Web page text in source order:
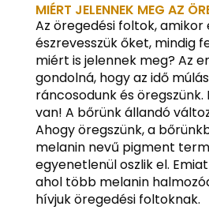
MIÉRT JELENNEK MEG AZ
Az öregedési foltok, amikor
észrevesszük őket, mindig
miért is jelennek meg? Az
gondolná, hogy az idő
ráncosodunk és öregszünk.
van! A bőrünk állandó
Ahogy öregszünk, a
melanin nevű pigment
egyenetlenül oszlik el.
ahol több melanin
hívjuk öregedési foltoknak.